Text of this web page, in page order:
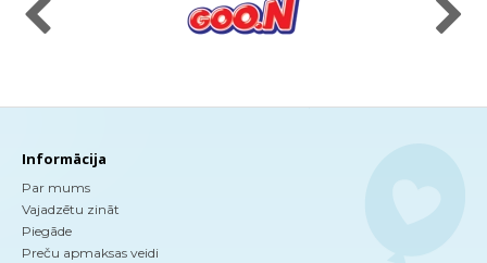
Informācija
Par mums
Vajadzētu zināt
Piegāde
Preču apmaksas veidi